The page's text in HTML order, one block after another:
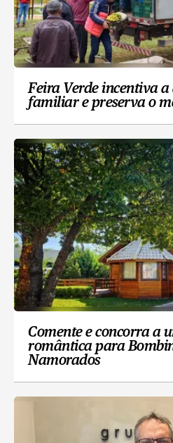
Feira Verde incentiva
familiar e preserva o
Comente e concorra a
romântica para
Namorados